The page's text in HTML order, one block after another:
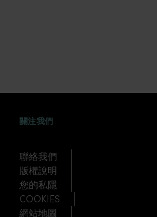
關注我們
聯絡我們
版權說明
您的私隱
COOKIES
網站地圖